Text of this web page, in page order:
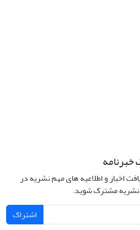
خبرنامه
اخبار و اطلاعیه های مهم نشریه در
نشریه مشترک شوید.
اشتراک